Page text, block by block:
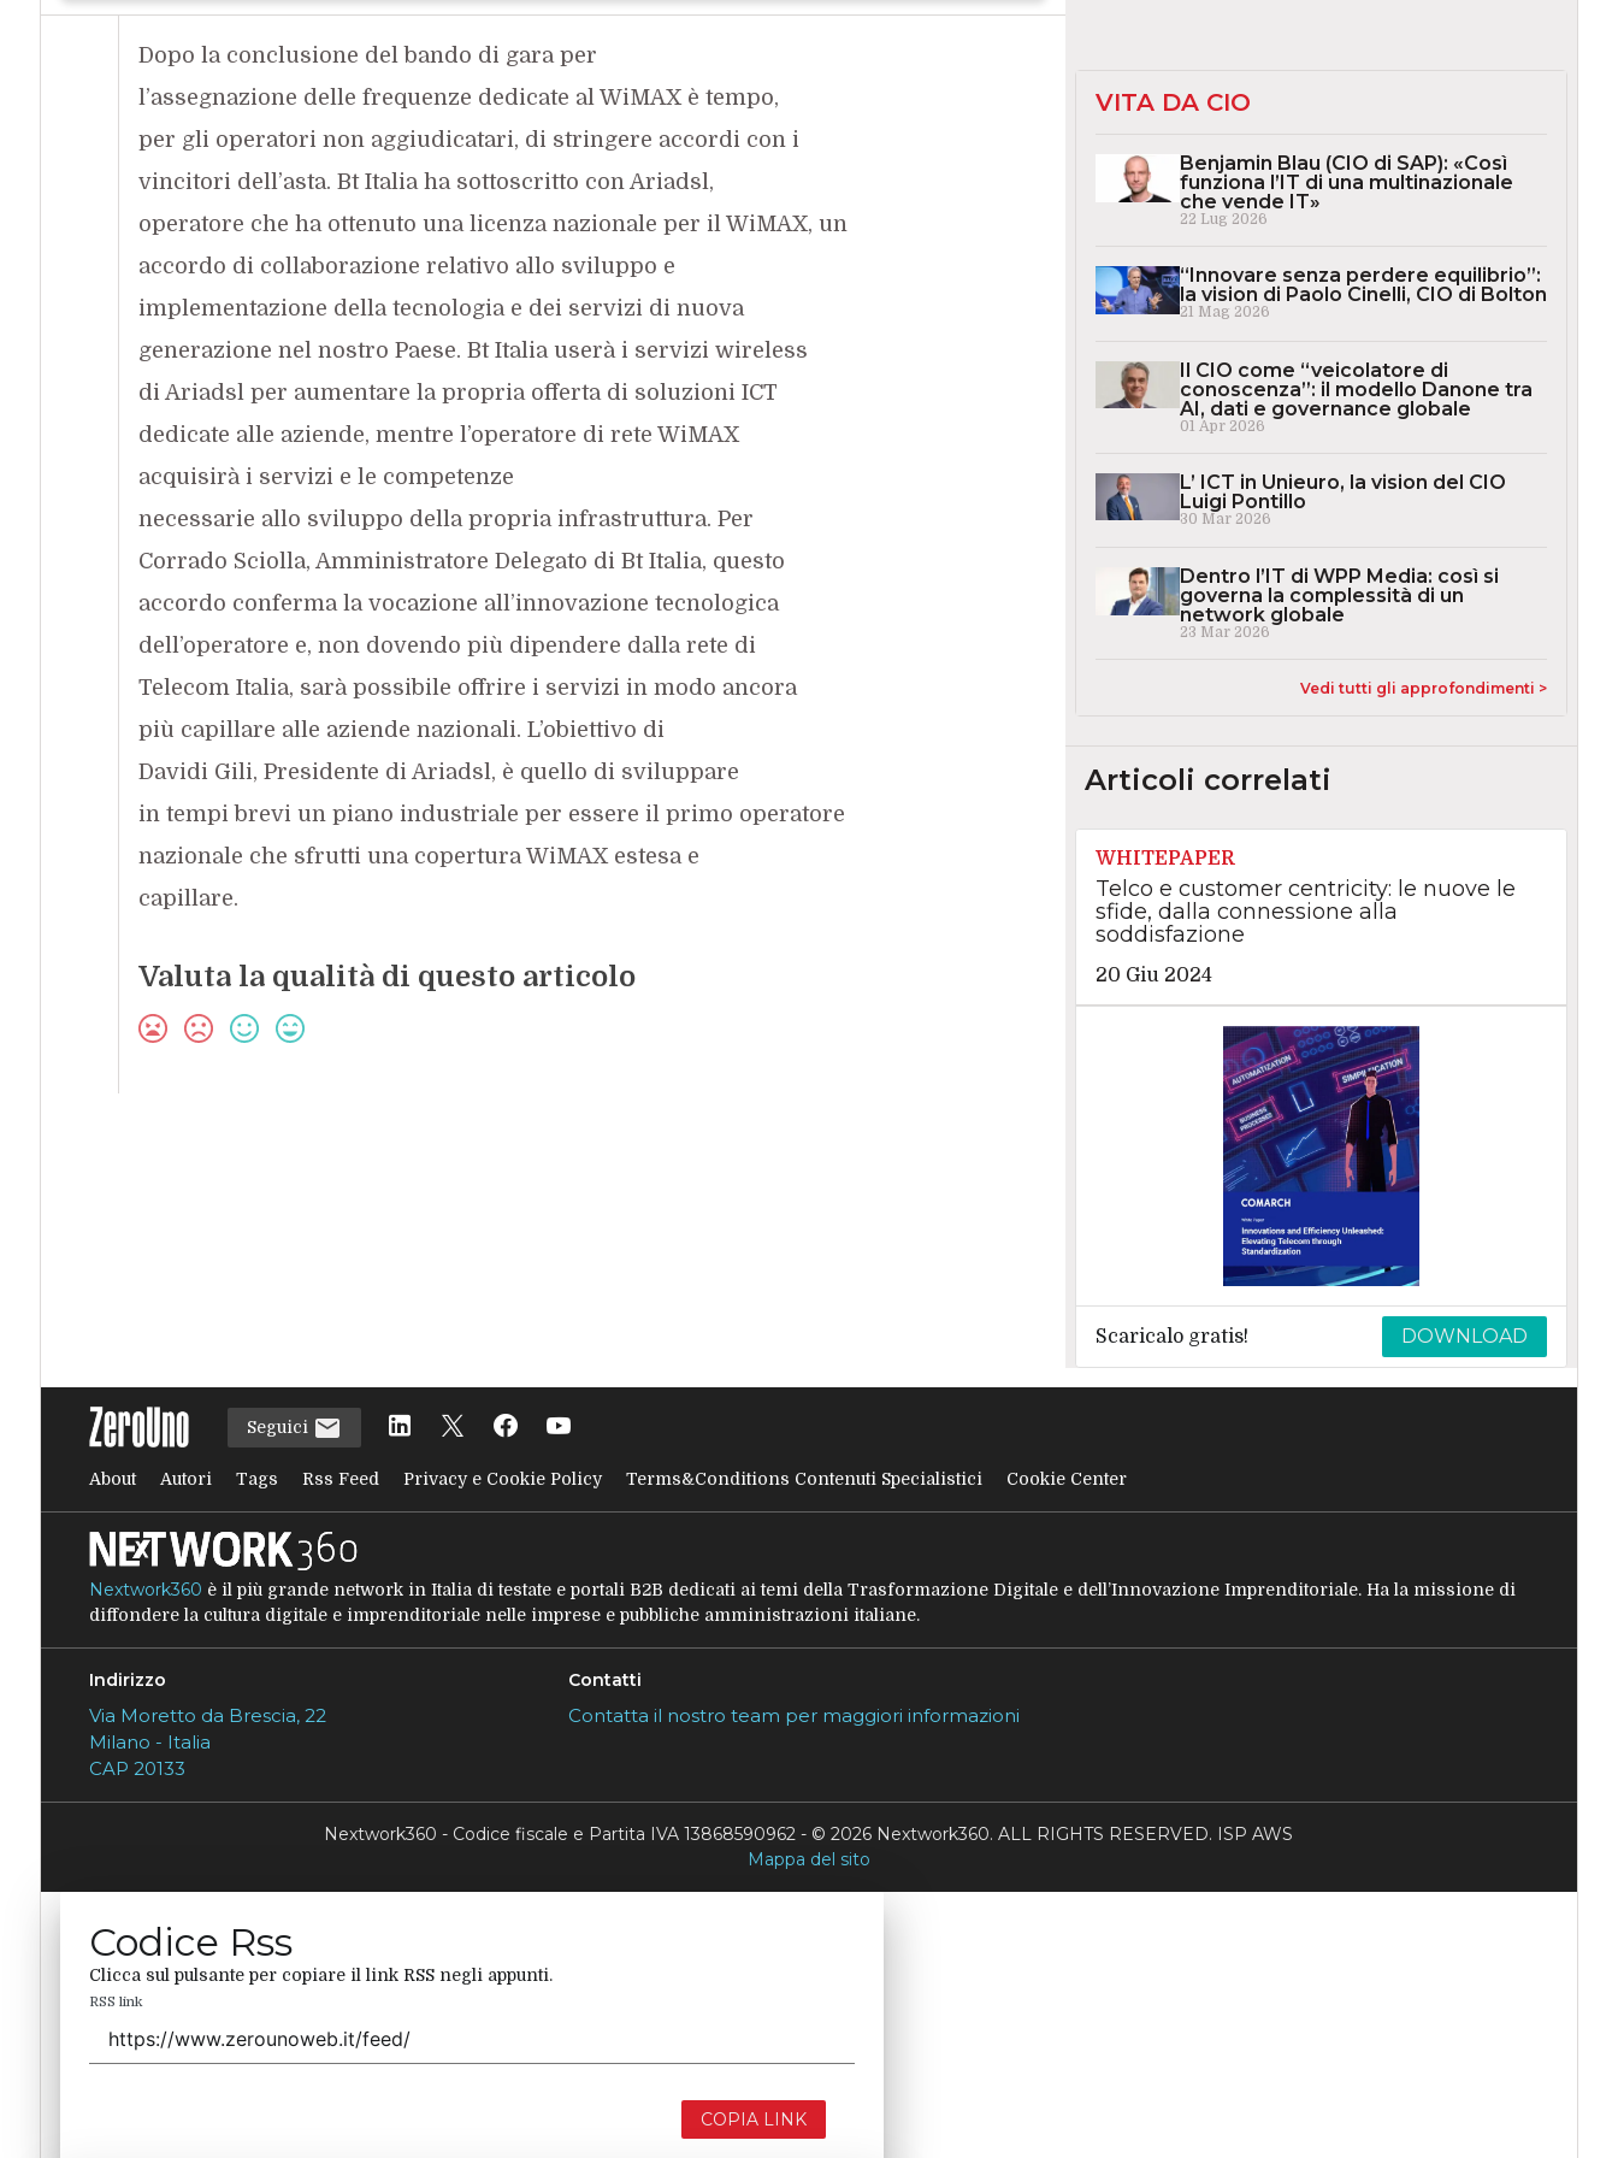
Dopo la conclusione del bando di gara per
l’assegnazione delle frequenze dedicate al WiMAX è tempo,
per gli operatori non aggiudicatari, di stringere accordi con i
vincitori dell’asta. Bt Italia ha sottoscritto con Ariadsl,
operatore che ha ottenuto una licenza nazionale per il WiMAX, un
accordo di collaborazione relativo allo sviluppo e
implementazione della tecnologia e dei servizi di nuova
generazione nel nostro Paese. Bt Italia userà i servizi wireless
di Ariadsl per aumentare la propria offerta di soluzioni ICT
dedicate alle aziende, mentre l’operatore di rete WiMAX
acquisirà i servizi e le competenze
necessarie allo sviluppo della propria infrastruttura. Per
Corrado Sciolla, Amministratore Delegato di Bt Italia, questo
accordo conferma la vocazione all’innovazione tecnologica
dell’operatore e, non dovendo più dipendere dalla rete di
Telecom Italia, sarà possibile offrire i servizi in modo ancora
più capillare alle aziende nazionali. L’obiettivo di
Davidi Gili, Presidente di Ariadsl, è quello di sviluppare
in tempi brevi un piano industriale per essere il primo operatore
nazionale che sfrutti una copertura WiMAX estesa e
capillare.
Valuta la qualità di questo articolo
VITA DA CIO
Benjamin Blau (CIO di SAP): «Così
funziona l’IT di una multinazionale
che vende IT»
22 Lug 2026
“Innovare senza perdere equilibrio”:
la vision di Paolo Cinelli, CIO di Bolton
21 Mag 2026
Il CIO come “veicolatore di
conoscenza”: il modello Danone tra
AI, dati e governance globale
01 Apr 2026
L’ ICT in Unieuro, la vision del CIO
Luigi Pontillo
30 Mar 2026
Dentro l’IT di WPP Media: così si
governa la complessità di un
network globale
23 Mar 2026
Vedi tutti gli approfondimenti >
Articoli correlati
WHITEPAPER
Telco e customer centricity: le nuove le
sfide, dalla connessione alla
soddisfazione
20 Giu 2024
Scaricalo gratis! DOWNLOAD
Seguici
About Autori Tags Rss Feed Privacy e Cookie Policy Terms&Conditions Contenuti Specialistici Cookie Center
Nextwork360 è il più grande network in Italia di testate e portali B2B dedicati ai temi della Trasformazione Digitale e dell’Innovazione Imprenditoriale. Ha la missione di
diffondere la cultura digitale e imprenditoriale nelle imprese e pubbliche amministrazioni italiane.
Indirizzo
Via Moretto da Brescia, 22
Milano - Italia
CAP 20133
Contatti
Contatta il nostro team per maggiori informazioni
Nextwork360 - Codice fiscale e Partita IVA 13868590962 - © 2026 Nextwork360. ALL RIGHTS RESERVED. ISP AWS
Mappa del sito
Codice Rss
Clicca sul pulsante per copiare il link RSS negli appunti.
RSS link
COPIA LINK